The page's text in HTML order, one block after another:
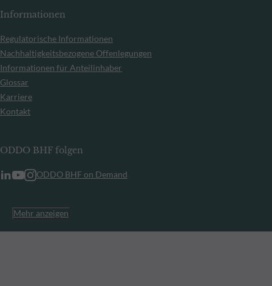
Informationen
Regulatorische Informationen
Nachhaltigkeitsbezogene Offenlegungen
Informationen für Anteilinhaber
Glossar
Karriere
Kontakt
ODDO BHF folgen
ODDO BHF on Demand
Mehr anzeigen